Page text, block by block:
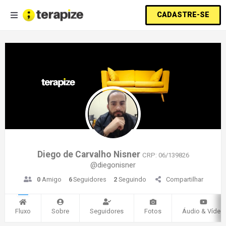
CADASTRE-SE
Diego de Carvalho Nisner CRP: 06/139826
@diegonisner
0 Amigo 6Seguidores 2 Seguindo Compartilhar
Fluxo Sobre Seguidores Fotos Áudio & Vídeo